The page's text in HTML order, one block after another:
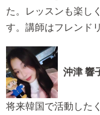
た。レッスンも楽し
す。講師はフレンド
沖津 響
将来韓国で活動した